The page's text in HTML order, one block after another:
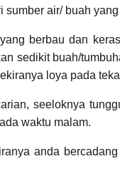
air/ buah
berbau dan
sedikit buah/
loya pada
seeloknya
waktu malam.
anda